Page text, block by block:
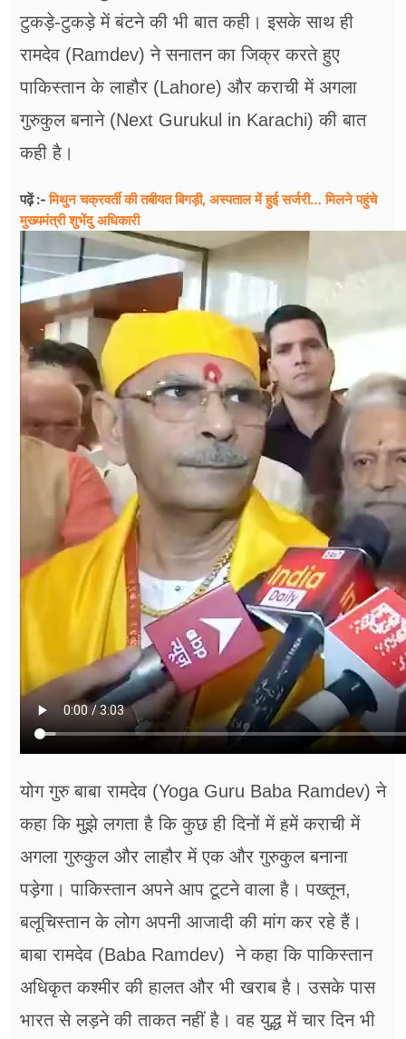
टुकड़े-टुकड़े में बंटने की भी बात कही। इसके साथ ही
रामदेव (Ramdev) ने सनातन का जिक्र करते हुए
पाकिस्तान के लाहौर (Lahore) और कराची में अगला
गुरुकुल बनाने (Next Gurukul in Karachi) की बात
कही है।
पढ़ें :-मिथुन चक्रवर्ती की तबीयत बिगड़ी, अस्पताल में हुई सर्जरी… मिलने पहुंचे
मुख्यमंत्री शुभेंदु अधिकारी
योग गुरु बाबा रामदेव (Yoga Guru Baba Ramdev) ने
कहा कि मुझे लगता है कि कुछ ही दिनों में हमें कराची में
अगला गुरुकुल और लाहौर में एक और गुरुकुल बनाना
पड़ेगा। पाकिस्तान अपने आप टूटने वाला है। पख्तून,
बलूचिस्तान के लोग अपनी आजादी की मांग कर रहे हैं।
बाबा रामदेव (Baba Ramdev) ने कहा कि पाकिस्तान
अधिकृत कश्मीर की हालत और भी खराब है। उसके पास
भारत से लड़ने की ताकत नहीं है। वह युद्ध में चार दिन भी